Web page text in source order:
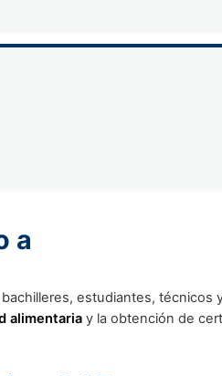
a
estudiantes,
alimentaria y la obtención de